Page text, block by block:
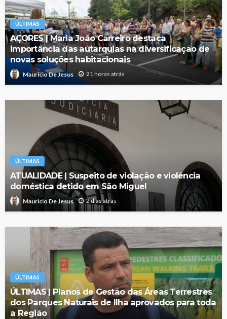
ÚLTIMAS
AÇORES | Maria João Carreiro destaca
importância das autarquias na diversificação de
novas soluções habitacionais
Mauricio De Jesus 21 horas atrás
ÚLTIMAS
ATUALIDADE | Suspeito de violação e violência
doméstica detido em São Miguel
Mauricio De Jesus 2 dias atrás
ÚLTIMAS
ÚLTIMAS | Planos de Gestão das Áreas Terrestres
dos Parques Naturais de Ilha aprovados para toda
a Região